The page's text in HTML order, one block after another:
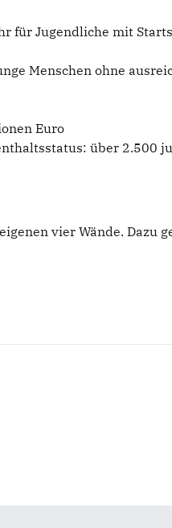
für Jugendliche mit
Menschen ohne
Euro
über 2.500
vier Wände. Dazu